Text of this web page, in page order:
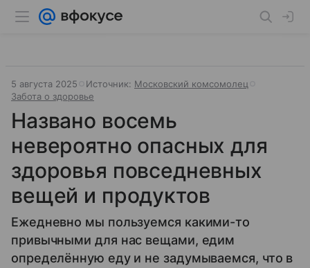
5 августа 2025 Источник: Московский комсомолец
Забота о здоровье
Названо восемь
невероятно опасных для
здоровья повседневных
вещей и продуктов
Ежедневно мы пользуемся какими-то
привычными для нас вещами, едим
определённую еду и не задумываемся, что в